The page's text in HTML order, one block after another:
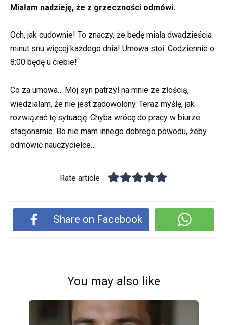
Miałam nadzieję, że z grzeczności odmówi.
Och, jak cudownie! To znaczy, że będę miała dwadzieścia
minut snu więcej każdego dnia! Umowa stoi. Codziennie o
8:00 będę u ciebie!
Co za umowa… Mój syn patrzył na mnie ze złością,
wiedziałam, że nie jest zadowolony. Teraz myślę, jak
rozwiązać tę sytuację. Chyba wrócę do pracy w biurze
stacjonarnie. Bo nie mam innego dobrego powodu, żeby
odmówić nauczycielce…
Rate article
Share on Facebook
You may also like